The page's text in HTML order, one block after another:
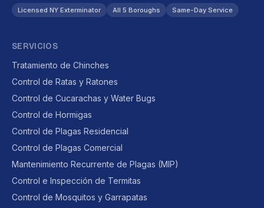
Licensed NY Exterminator All 5 Boroughs Same-Day Service
SERVICIOS
Tratamiento de Chinches
Control de Ratas y Ratones
Control de Cucarachas y Water Bugs
Control de Hormigas
Control de Plagas Residencial
Control de Plagas Comercial
Mantenimiento Recurrente de Plagas (MIP)
Control e Inspección de Termitas
Control de Mosquitos y Garrapatas